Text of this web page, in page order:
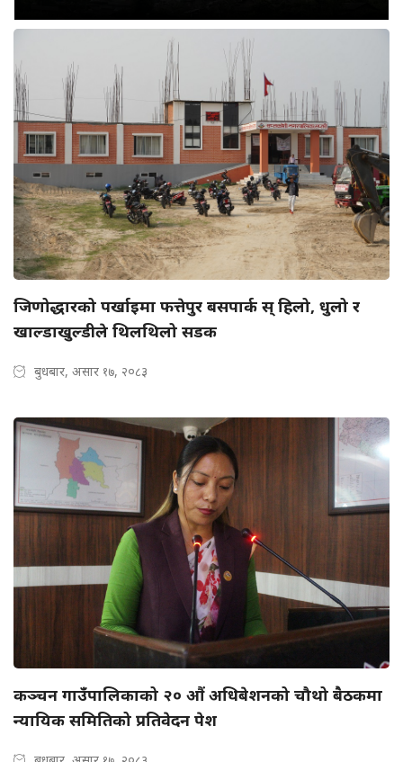
जिणोद्धारको पर्खाइमा फत्तेपुर बसपार्क स् हिलो, धुलो र
खाल्डाखुल्डीले थिलथिलो सडक
बुधबार, असार १७, २०८३
कञ्चन गाउँपालिकाको २० औं अधिबेशनको चौथो बैठकमा
न्यायिक समितिको प्रतिवेदन पेश